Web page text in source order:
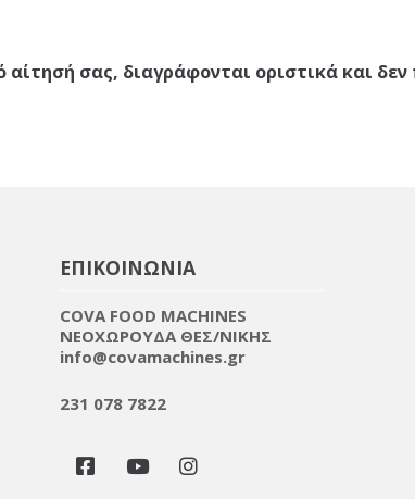
σας, διαγράφονται οριστικά και
ΕΠΙΚΟΙΝΩΝΙΑ
COVA FOOD MACHINES
NEOXΩΡΟΥΔΑ ΘΕΣ/ΝΙΚΗΣ
info@covamachines.gr
231 078 7822